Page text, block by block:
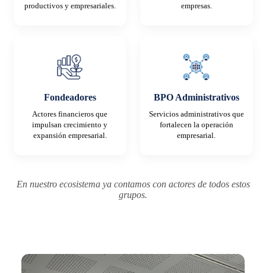
productivos y empresariales.
empresas.
Fondeadores
Actores financieros que
impulsan crecimiento y
expansión empresarial.
BPO Administrativos
Servicios administrativos que
fortalecen la operación
empresarial.
En nuestro ecosistema ya contamos con actores de todos estos
grupos.